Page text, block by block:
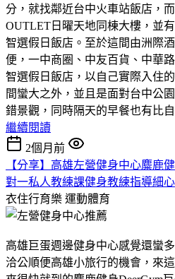
分，就找鄰近台中火車站飯店，
OUTLET日曜天地同棟大樓，並
智選假日飯店。至於這間由洲際
便，一中商圈、中友百貨、中華
智選假日飯店，以自己實際入住
間蠻大之外，並且是面對台中公
錯景觀，同時隔天的早餐也有比
繼續閱讀
2個月前
【分享】高雄左營健身中心麋鹿
對一私人教練課健身教練指導細心
衣住行育樂 運動體育
高雄巨蛋週邊健身中心感覺還蠻
洽公順便高雄小旅行的機會，來